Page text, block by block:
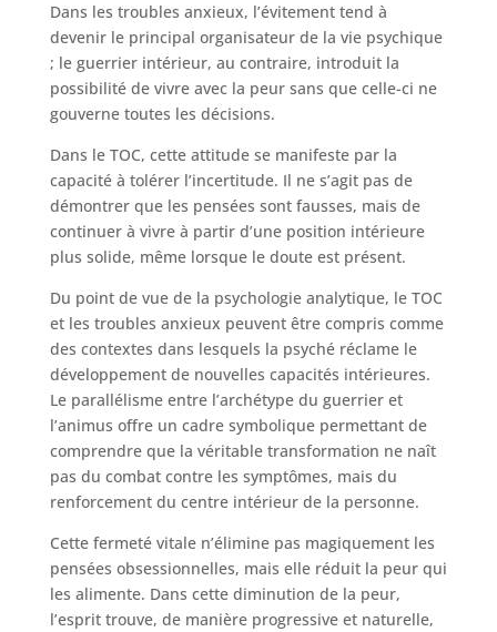
Dans les troubles anxieux, l’évitement tend à
devenir le principal organisateur de la vie psychique
; le guerrier intérieur, au contraire, introduit la
possibilité de vivre avec la peur sans que celle-ci ne
gouverne toutes les décisions.
Dans le TOC, cette attitude se manifeste par la
capacité à tolérer l’incertitude. Il ne s’agit pas de
démontrer que les pensées sont fausses, mais de
continuer à vivre à partir d’une position intérieure
plus solide, même lorsque le doute est présent.
Du point de vue de la psychologie analytique, le TOC
et les troubles anxieux peuvent être compris comme
des contextes dans lesquels la psyché réclame le
développement de nouvelles capacités intérieures.
Le parallélisme entre l’archétype du guerrier et
l’animus offre un cadre symbolique permettant de
comprendre que la véritable transformation ne naît
pas du combat contre les symptômes, mais du
renforcement du centre intérieur de la personne.
Cette fermeté vitale n’élimine pas magiquement les
pensées obsessionnelles, mais elle réduit la peur qui
les alimente. Dans cette diminution de la peur,
l’esprit trouve, de manière progressive et naturelle,